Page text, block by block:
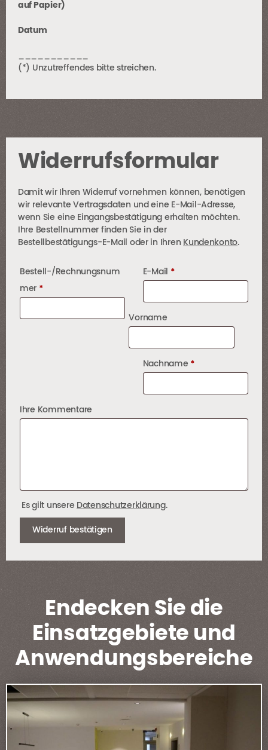
auf Papier)
Datum
(*) Unzutreffendes bitte streichen.
Widerrufsformular
Damit wir Ihren Widerruf vornehmen können, benötigen
wir relevante Vertragsdaten und eine E-Mail-Adresse,
wenn Sie eine Eingangsbestätigung erhalten möchten.
Ihre Bestellnummer finden Sie in der
Bestellbestätigungs-E-Mail oder in Ihren Kundenkonto.
Bestell-/Rechnungsnum
mer *erforderlich
E-Mail *erforderlich
Vorname
Nachname *erforderlich
Page URI *erforderlich
Ihre Kommentare
Es gilt unsere Datenschutzerklärung.
Widerruf bestätigen
Endecken Sie die
Einsatzgebiete und
Anwendungsbereiche